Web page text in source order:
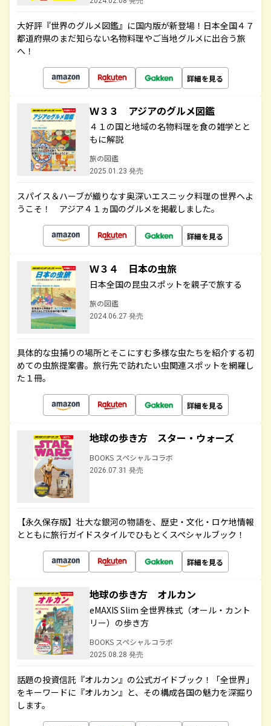
大好評『世界のグルメ図鑑』に国内版が新登場！日本全国４７
都道府県のまだ知らない名物料理やご当地グルメに出合う旅
へ！
詳細を見る
Ｗ３３ アジアのグルメ図鑑
４１の国と地域の名物料理を食の雑学とと
もに解説
旅の図鑑
2025.01.23 発売
スパイス＆ハーブが織りなす奥深いエスニック料理の世界へよ
うこそ！ アジア４１ヵ国のグルメを掲載しました。
詳細を見る
Ｗ３４ 日本の虫旅
日本全国の昆虫スポットを親子で旅する
旅の図鑑
2024.06.27 発売
具体的な虫捕りの場所とそこにすむ多様な虫たちを紹介する初
めての虫旅提案書。旅行先で訪れたい虫関連スポットを網羅し
た１冊。
詳細を見る
地球の歩き方 スター・ウォーズ
BOOKS スペシャルコラボ
2026.07.31 発売
【永久保存版】壮大な銀河の物語を、歴史・文化・ロケ地情報
とともに旅行ガイドスタイルでひもとくスペシャルブック！
詳細を見る
地球の歩き方 オルカン
eMAXIS Slim 全世界株式（オール・カント
リー）の歩き方
BOOKS スペシャルコラボ
2025.08.28 発売
話題の投資信託『オルカン』の公式ガイドブック！「全世界」
をキーワードに『オルカン』と、その構成各国の魅力を深掘り
します。